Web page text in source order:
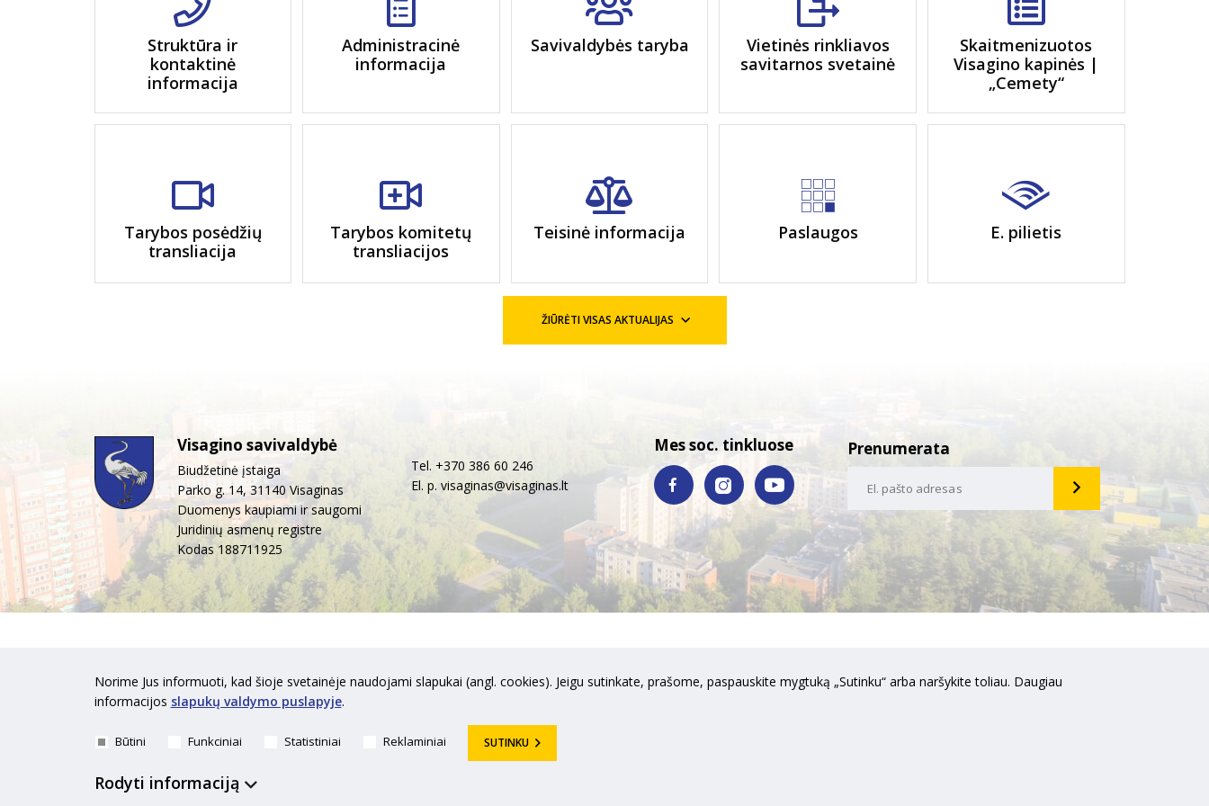
Struktūra ir
kontaktinė
informacija
Administracinė
informacija
Savivaldybės taryba
Vietinės rinkliavos
savitarnos svetainė
Skaitmenizuotos
Visagino kapinės |
„Cemety“
Tarybos posėdžių
transliacija
Tarybos komitetų
transliacijos
Teisinė informacija Paslaugos E. pilietis
ŽIŪRĖTI VISAS AKTUALIJAS
Visagino savivaldybė
Biudžetinė įstaiga
Parko g. 14, 31140 Visaginas
Duomenys kaupiami ir saugomi
Juridinių asmenų registre
Kodas 188711925
Tel. +370 386 60 246
El. p. visaginas@visaginas.lt
Mes soc. tinkluose Prenumerata
Norime Jus informuoti, kad šioje svetainėje naudojami slapukai (angl. cookies). Jeigu sutinkate, prašome, paspauskite mygtuką „Sutinku“ arba naršykite toliau. Daugiau
informacijos slapukų valdymo puslapyje.
Būtini Funkciniai Statistiniai Reklaminiai SUTINKU
Rodyti informaciją